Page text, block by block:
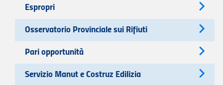
Espropri
Osservatorio Provinciale sui Rifiuti
Pari opportunità
Servizio Manut e Costruz Edilizia